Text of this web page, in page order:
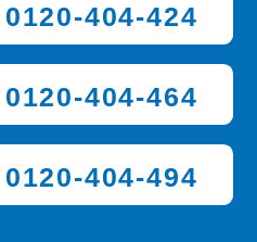
0120-404-424
0120-404-464
0120-404-494